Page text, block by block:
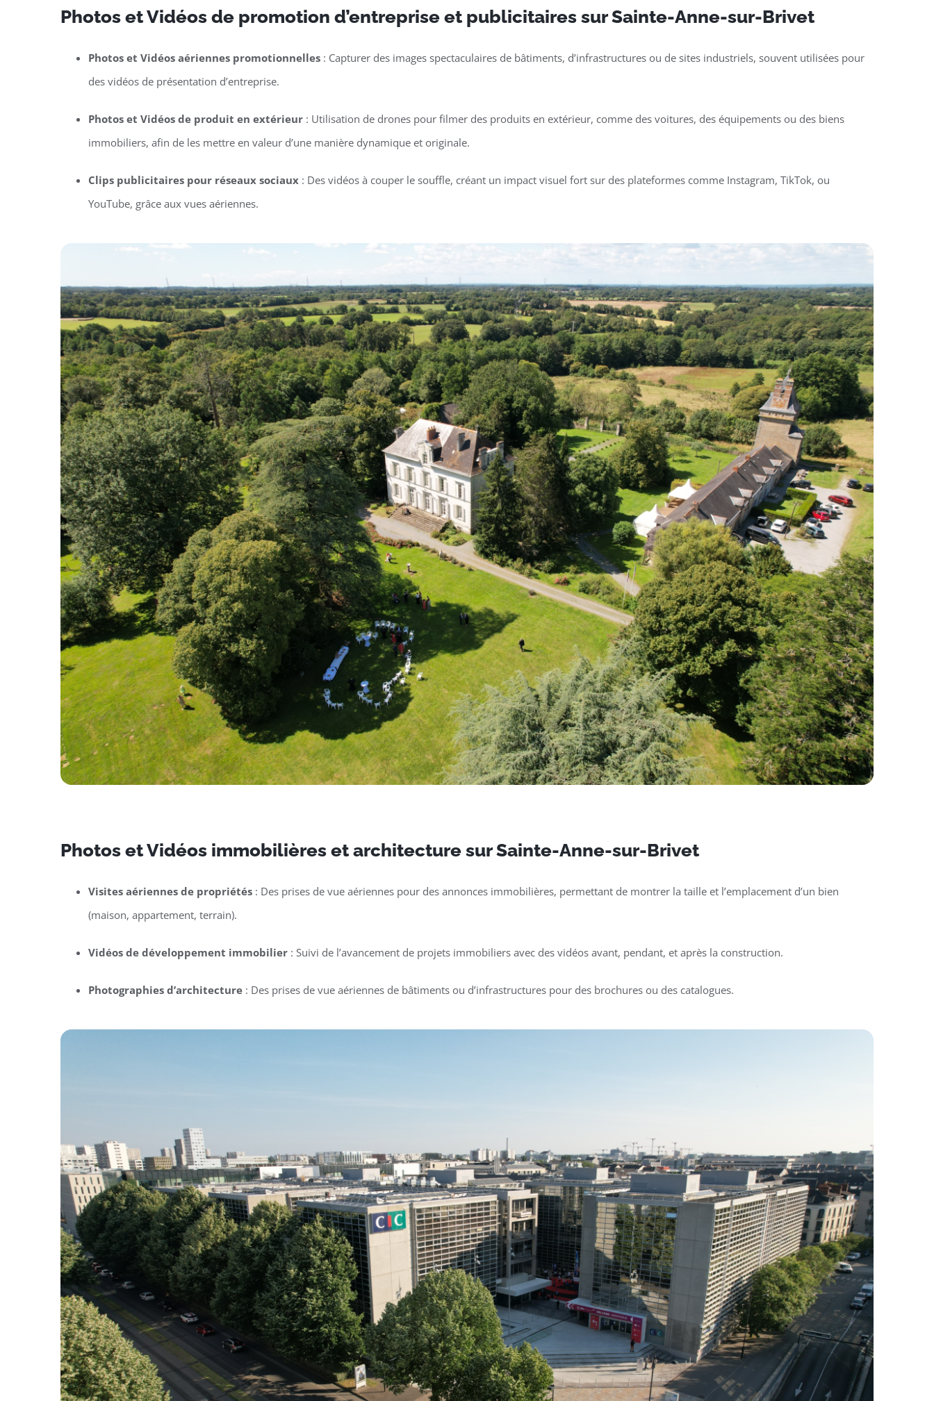
Photos et Vidéos de promotion d’entreprise et publicitaires sur Sainte-Anne-sur-Brivet
Photos et Vidéos aériennes promotionnelles: Capturer des images spectaculaires de bâtiments, d’infrastructures ou de sites industriels, souvent utilisées pour
des vidéos de présentation d’entreprise.
Photos et Vidéos de produit en extérieur: Utilisation de drones pour filmer des produits en extérieur, comme des voitures, des équipements ou des biens
immobiliers, afin de les mettre en valeur d’une manière dynamique et originale.
Clips publicitaires pour réseaux sociaux: Des vidéos à couper le souffle, créant un impact visuel fort sur des plateformes comme Instagram, TikTok, ou
YouTube, grâce aux vues aériennes.
Photos et Vidéos immobilières et architecture sur Sainte-Anne-sur-Brivet
Visites aériennes de propriétés: Des prises de vue aériennes pour des annonces immobilières, permettant de montrer la taille et l’emplacement d’un bien
(maison, appartement, terrain).
Vidéos de développement immobilier: Suivi de l’avancement de projets immobiliers avec des vidéos avant, pendant, et après la construction.
Photographies d’architecture: Des prises de vue aériennes de bâtiments ou d’infrastructures pour des brochures ou des catalogues.